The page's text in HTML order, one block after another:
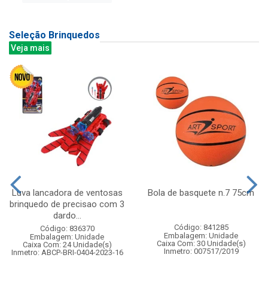
Seleção Brinquedos
Veja mais
Luva lancadora de ventosas
brinquedo de precisao com 3
dardo...
Código: 836370
Embalagem: Unidade
Caixa Com: 24 Unidade(s)
Inmetro: ABCP-BRI-0404-2023-16
Bola de basquete n.7 75cm
Código: 841285
Embalagem: Unidade
Caixa Com: 30 Unidade(s)
Inmetro: 007517/2019